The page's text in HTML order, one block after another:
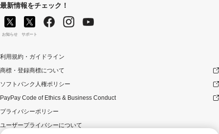
最新情報をチェック！
お知らせ サポート
利用規約・ガイドライン
商標・登録商標について
ソフトバンク人権ポリシー
PayPay Code of Ethics & Business Conduct
プライバシーポリシー
ユーザープライバシーについて